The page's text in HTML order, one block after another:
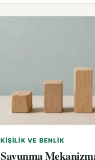
KIŞILIK VE BENLIK
Savunma